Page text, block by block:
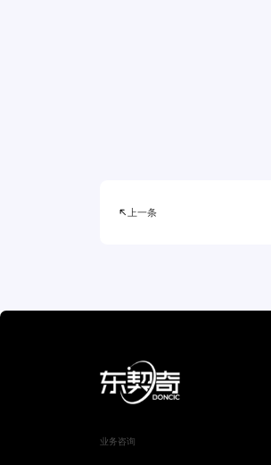
上一条
业务咨询